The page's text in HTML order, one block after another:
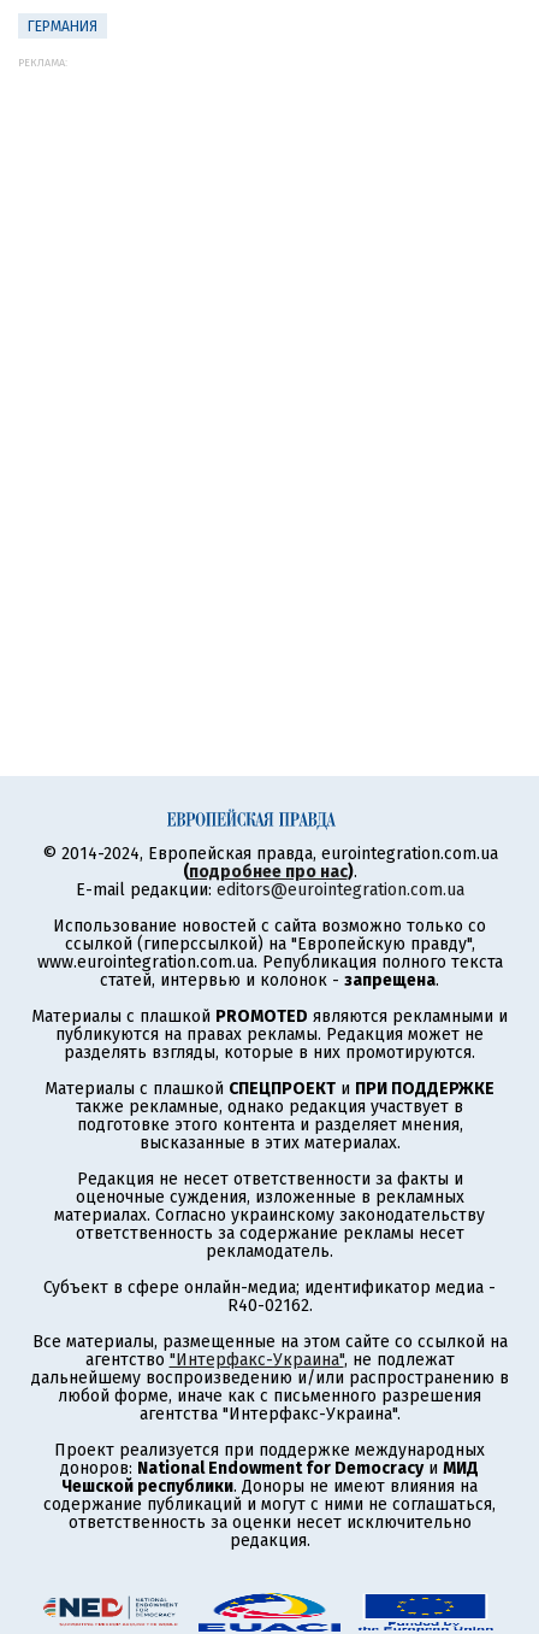
ГЕРМАНИЯ
РЕКЛАМА:
© 2014-2024, Европейская правда, eurointegration.com.ua
(подробнее про нас).
E-mail редакции: editors@eurointegration.com.ua
Использование новостей с сайта возможно только со
ссылкой (гиперссылкой) на "Европейскую правду",
www.eurointegration.com.ua. Републикация полного текста
статей, интервью и колонок - запрещена.
Материалы с плашкой PROMOTED являются рекламными и
публикуются на правах рекламы. Редакция может не
разделять взгляды, которые в них промотируются.
Материалы с плашкой СПЕЦПРОЕКТ и ПРИ ПОДДЕРЖКЕ
также рекламные, однако редакция участвует в
подготовке этого контента и разделяет мнения,
высказанные в этих материалах.
Редакция не несет ответственности за факты и
оценочные суждения, изложенные в рекламных
материалах. Согласно украинскому законодательству
ответственность за содержание рекламы несет
рекламодатель.
Субъект в сфере онлайн-медиа; идентификатор медиа -
R40-02162.
Все материалы, размещенные на этом сайте со ссылкой на
агентство "Интерфакс-Украина", не подлежат
дальнейшему воспроизведению и/или распространению в
любой форме, иначе как с письменного разрешения
агентства "Интерфакс-Украина".
Проект реализуется при поддержке международных
доноров: National Endowment for Democracyи МИД
Чешской республики. Доноры не имеют влияния на
содержание публикаций и могут с ними не соглашаться,
ответственность за оценки несет исключительно
редакция.